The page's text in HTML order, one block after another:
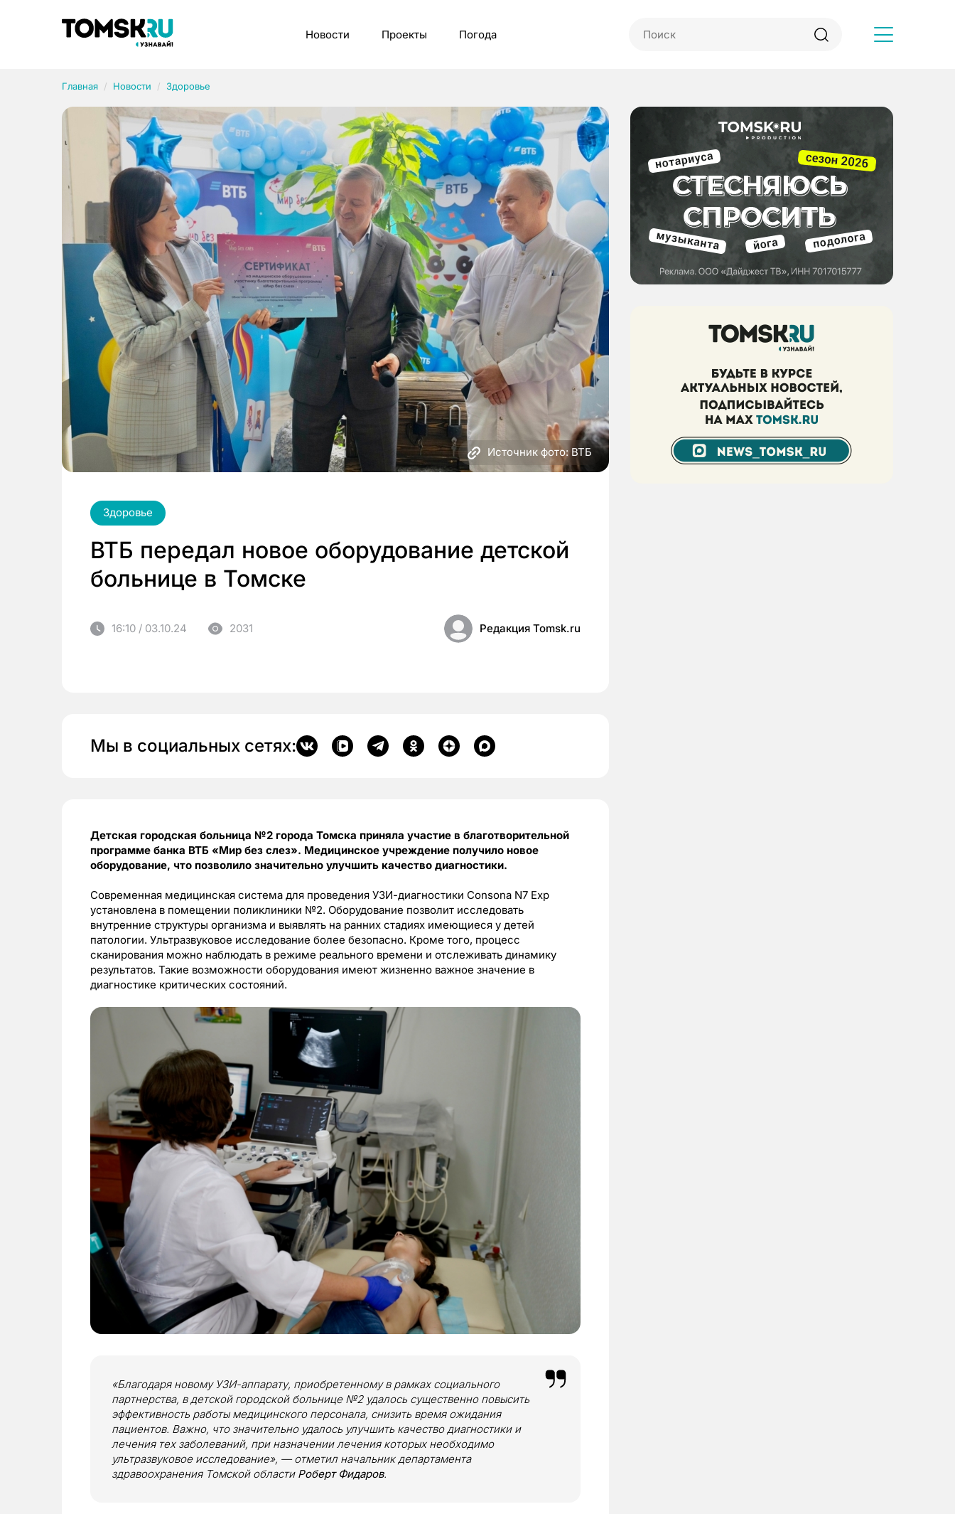
Новости Проекты Погода
Главная Новости Здоровье
Источник фото: ВТБ
Здоровье
ВТБ передал новое оборудование детской
больнице в Томске
16:10 / 03.10.24 2031 Редакция Tomsk.ru
Мы в социальных сетях:
Детская городская больница №2 города Томска приняла участие в благотворительной
программе банка ВТБ «Мир без слез». Медицинское учреждение получило новое
оборудование, что позволило значительно улучшить качество диагностики.
Современная медицинская система для проведения УЗИ-диагностики Consona N7 Exp
установлена в помещении поликлиники №2. Оборудование позволит исследовать
внутренние структуры организма и выявлять на ранних стадиях имеющиеся у детей
патологии. Ультразвуковое исследование более безопасно. Кроме того, процесс
сканирования можно наблюдать в режиме реального времени и отслеживать динамику
результатов. Такие возможности оборудования имеют жизненно важное значение в
диагностике критических состояний.
«Благодаря новому УЗИ-аппарату, приобретенному в рамках социального
партнерства, в детской городской больнице №2 удалось существенно повысить
эффективность работы медицинского персонала, снизить время ожидания
пациентов. Важно, что значительно удалось улучшить качество диагностики и
лечения тех заболеваний, при назначении лечения которых необходимо
ультразвуковое исследование», — отметил начальник департамента
здравоохранения Томской области Роберт Фидаров.
Рубрики